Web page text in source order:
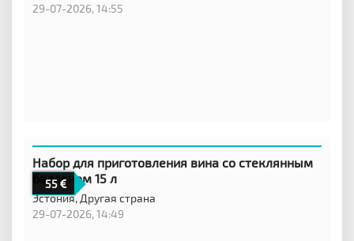
29-07-2026, 14:55
55
Набор для приготовления вина со стеклянным
баллоном 15 л
Эстония, Другая страна
29-07-2026, 14:49